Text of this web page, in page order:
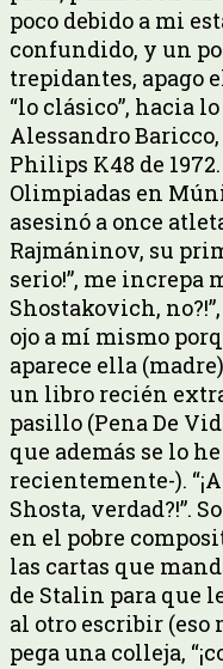
poco debido a mi
confundido, y un
trepidantes, apago
“lo clásico”, hacia
Alessandro
Philips K48 de
Olimpiadas en
asesinó a once
Rajmáninov, su
serio!”, me increpa
Shostakovich,
ojo a mí mismo
aparece ella
un libro recién
pasillo (Pena De
que además se lo
recientemente-).
Shosta, verdad?!”.
en el pobre
las cartas que
de Stalin para que
al otro escribir (eso
pega una colleja,